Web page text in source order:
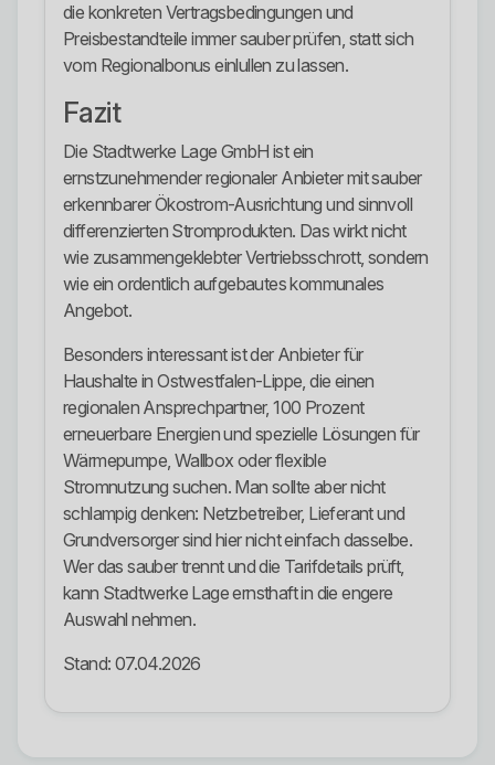
die konkreten Vertragsbedingungen und
Preisbestandteile immer sauber prüfen, statt sich
vom Regionalbonus einlullen zu lassen.
Fazit
Die Stadtwerke Lage GmbH ist ein
ernstzunehmender regionaler Anbieter mit sauber
erkennbarer Ökostrom-Ausrichtung und sinnvoll
differenzierten Stromprodukten. Das wirkt nicht
wie zusammengeklebter Vertriebsschrott, sondern
wie ein ordentlich aufgebautes kommunales
Angebot.
Besonders interessant ist der Anbieter für
Haushalte in Ostwestfalen-Lippe, die einen
regionalen Ansprechpartner, 100 Prozent
erneuerbare Energien und spezielle Lösungen für
Wärmepumpe, Wallbox oder flexible
Stromnutzung suchen. Man sollte aber nicht
schlampig denken: Netzbetreiber, Lieferant und
Grundversorger sind hier nicht einfach dasselbe.
Wer das sauber trennt und die Tarifdetails prüft,
kann Stadtwerke Lage ernsthaft in die engere
Auswahl nehmen.
Stand: 07.04.2026